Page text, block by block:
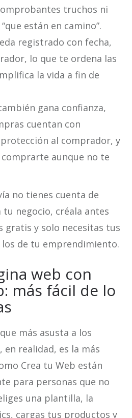
truchos ni
están en camino”.
registrado con fecha,
lo que te ordena las
la vida a fin de
gana confianza,
cuentan con
al comprador, y
comprarte aunque no te
no tienes cuenta de
tu negocio, créala antes
gratis y solo necesitas tus
de tu emprendimiento.
web con
más fácil de lo
más asusta a los
realidad, es la más
Crea tu Web están
para personas que no
una plantilla, la
cargas tus productos y